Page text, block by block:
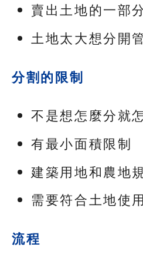
賣出土地的一部
土地太大想分開
分割的限制
不是想怎麼分就
有最小面積限制
建築用地和農地
需要符合土地使
流程